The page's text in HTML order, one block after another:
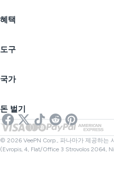
Firefox
무료 VPN
가격
학생 할인
블로그
문의하기
개인정보 보호정책
쿠키 기본 설정
혜택
인터넷 개인정보 보호
익명 IP
스트리밍을 위한 VPN
넷플릭스 VPN
도구
IP 숨기기
온라인 SMS
링크 검사기
파일 검사기
국가
영국 VPN
캐나다 VPN
터키 VPN
돈 벌기
제휴사
© 2026 VeePN Corp., 파나마가 제공하는
(Evropis, 4, Flat/Office 3 Strovolos 2064,